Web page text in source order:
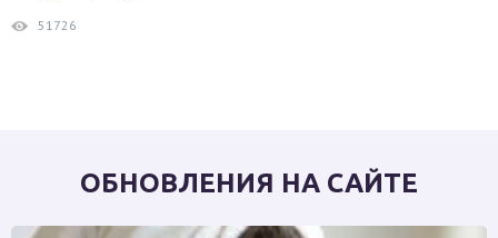
51726
ОБНОВЛЕНИЯ НА САЙТЕ